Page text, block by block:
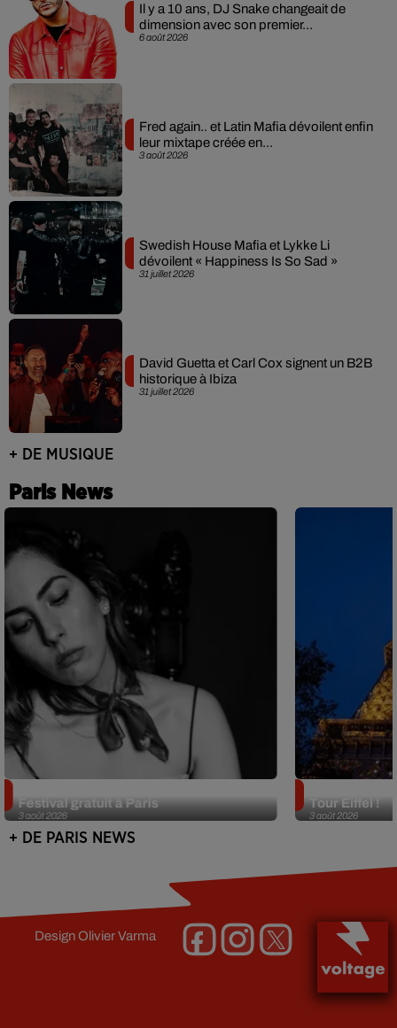
6 août 2026
Il y a 10 ans, DJ Snake changeait de
dimension avec son premier...
3 août 2026
Fred again.. et Latin Mafia dévoilent enfin
leur mixtape créée en...
31 juillet 2026
Swedish House Mafia et Lykke Li
dévoilent « Happiness Is So Sad »
31 juillet 2026
David Guetta et Carl Cox signent un B2B
historique à Ibiza
+ DE MUSIQUE
Paris News
3 août 2026
Festival gratuit à Paris
3 août 2026
Tour Eiffel !
+ DE PARIS NEWS
DesignOlivier Varma